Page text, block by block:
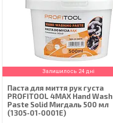
Залишилось 24 дні
Паста для миття рук густа
PROFITOOL 4MAX Hand Wash
Paste Solid Мигдаль 500 мл
(1305-01-0001E)